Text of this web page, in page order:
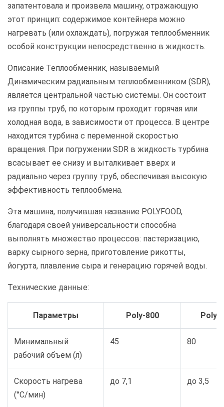
запатентовала и произвела машину, отражающую
этот принцип: содержимое контейнера можно
нагревать (или охлаждать), погружая теплообменник
особой конструкции непосредственно в жидкость.
Описание Теплообменник, называемый
Динамическим радиальным теплообменником (SDR),
является центральной частью системы. Он состоит
из группы труб, по которым проходит горячая или
холодная вода, в зависимости от процесса. В центре
находится турбина с переменной скоростью
вращения. При погружении SDR в жидкость турбина
всасывает ее снизу и выталкивает вверх и
радиально через группу труб, обеспечивая высокую
эффективность теплообмена.
Эта машина, получившая название POLYFOOD,
благодаря своей универсальности способна
выполнять множество процессов: пастеризацию,
варку сырного зерна, приготовление рикотты,
йогурта, плавление сыра и генерацию горячей воды.
Технические данные:
Параметры Poly-800 Poly-
Минимальный
рабочий объем (л)
45 80
Скорость нагрева
(°C/мин)
до 7,1 до 3,5